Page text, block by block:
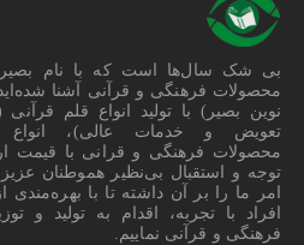
بی شک سال‌ها است که با نام بصیر
محصولات فرهنگی و قرآنی آشنا
نوین بصیر) با تولید انواع قلم قرآنی
تعویض و خدمات عالی)،
محصولات فرهنگی و قرانی با قیمت
توجه و استقبال بی‌نظیر هموطنان
امر ما را بر آن داشته تا با
افراد با تجربه، اقدام به تولید و
فرهنگی و قرآنی نماییم.